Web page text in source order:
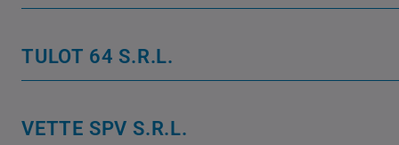
TULOT 64 S.R.L.
VETTE SPV S.R.L.